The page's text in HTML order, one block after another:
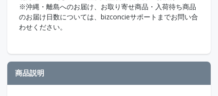
※沖縄・離島へのお届け、お取り寄せ商品・入荷待ち商品
のお届け日数については、bizconcieサポートまでお問い合
わせください。
商品説明